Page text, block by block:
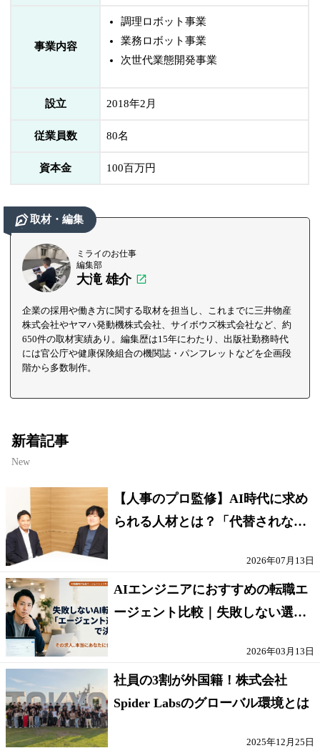
事業内容
調理ロボット事業
業務ロボット事業
次世代業態開発事業
設立 2018年2月
従業員数 80名
資本金 100百万円
取材・編集
ミライのお仕事
編集部
大滝 雄介
企業の採用や働き方に関する取材を担当し、これまでに三井物産
株式会社やヤマハ発動機株式会社、サイボウズ株式会社など、約
650件の取材実績あり。編集歴は15年にわたり、出版社勤務時代
には官公庁や健康保険組合の機関誌・パンフレットなどを企画段
階から多数制作。
新着記事
New
【人事のプロ監修】AI時代に求め
られる人材とは？「代替されない
2026年07月13日
AIエンジニアにおすすめの転職エ
ージェント比較｜失敗しない選び
2026年03月13日
社員の3割が外国籍！株式会社
Spider Labsのグローバル環境とは
2025年12月25日